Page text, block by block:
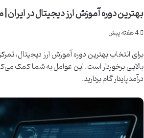
بهترین دوره آموزش ارز دیجیتال در
4 هفته پیش
برای انتخاب بهترین دوره آموزش ارز دیجیتال،
بالایی برخوردار است. این عوامل به شما کمک
درآمد پایدار گام بردارید.